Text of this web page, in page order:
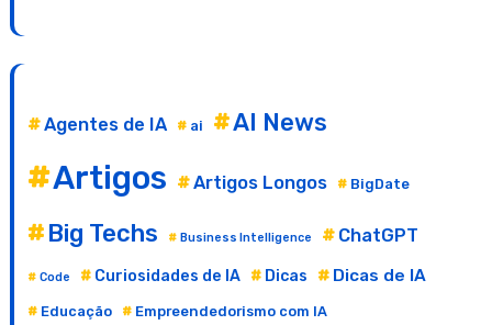
Agentes de IA ai AI News
Artigos Artigos Longos BigDate
Big Techs Business Intelligence ChatGPT
Code Curiosidades de IA Dicas Dicas de IA
Educação Empreendedorismo com IA